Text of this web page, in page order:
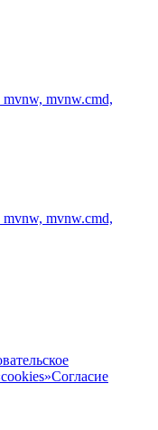
mvnw, mvnw.cmd,
mvnw, mvnw.cmd,
Согласие